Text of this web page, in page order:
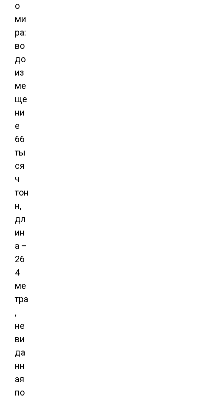
о
ми
ра:
во
до
из
ме
ще
ни
е
66
ты
ся
ч
тон
н,
дл
ин
а –
26
4
ме
тра
,
не
ви
да
нн
ая
по